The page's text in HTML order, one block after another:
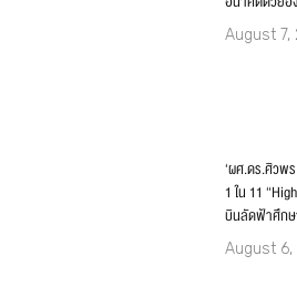
August 7,
‘ผศ.ดร.ศิวพร
1 ใน 11
บินลัดฟ้าศึกษ
August 6,